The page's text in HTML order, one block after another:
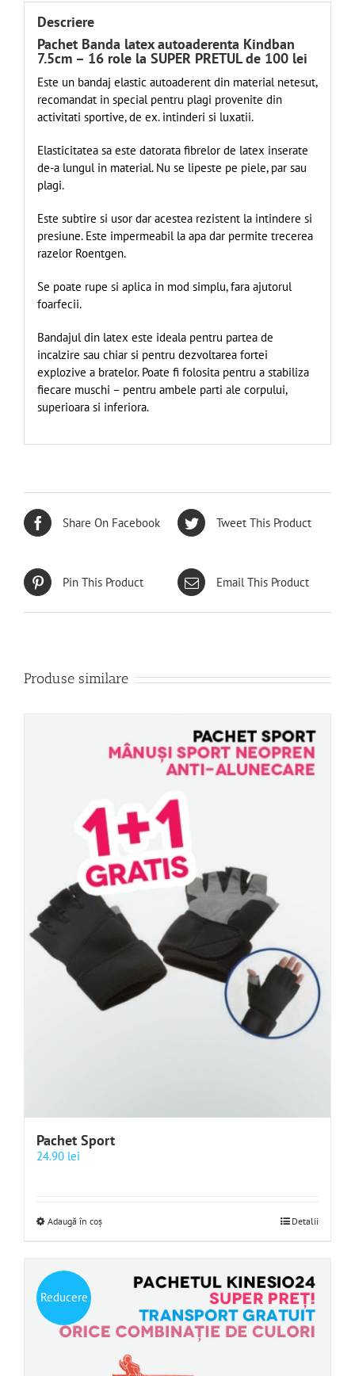
Descriere
Pachet Banda latex autoaderenta Kindban
7.5cm – 16 role la SUPER PRETUL de 100 lei
Este un bandaj elastic autoaderent din material netesut,
recomandat in special pentru plagi provenite din
activitati sportive, de ex. intinderi si luxatii.
Elasticitatea sa este datorata fibrelor de latex inserate
de-a lungul in material. Nu se lipeste pe piele, par sau
plagi.
Este subtire si usor dar acestea rezistent la intindere si
presiune. Este impermeabil la apa dar permite trecerea
razelor Roentgen.
Se poate rupe si aplica in mod simplu, fara ajutorul
foarfecii.
Bandajul din latex este ideala pentru partea de
incalzire sau chiar si pentru dezvoltarea fortei
explozive a bratelor. Poate fi folosita pentru a stabiliza
fiecare muschi – pentru ambele parti ale corpului,
superioara si inferiora.
Share On Facebook Tweet This Product
Pin This Product Email This Product
Produse similare
Pachet Sport
24.90 lei
Adaugă în coș Detalii
Reducere